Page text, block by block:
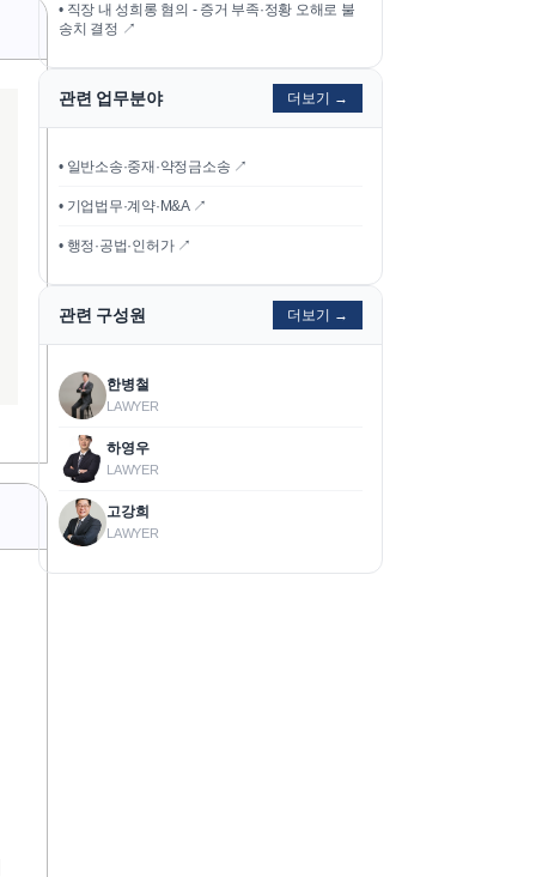
• 직장 내 성희롱 혐의 - 증거 부족·정황 오해로 불
송치 결정 ↗
관련 업무분야 더보기 →
• 일반소송·중재·약정금소송 ↗
• 기업법무·계약·M&A ↗
• 행정·공법·인허가 ↗
관련 구성원 더보기 →
한병철
LAWYER
하영우
LAWYER
고강희
LAWYER